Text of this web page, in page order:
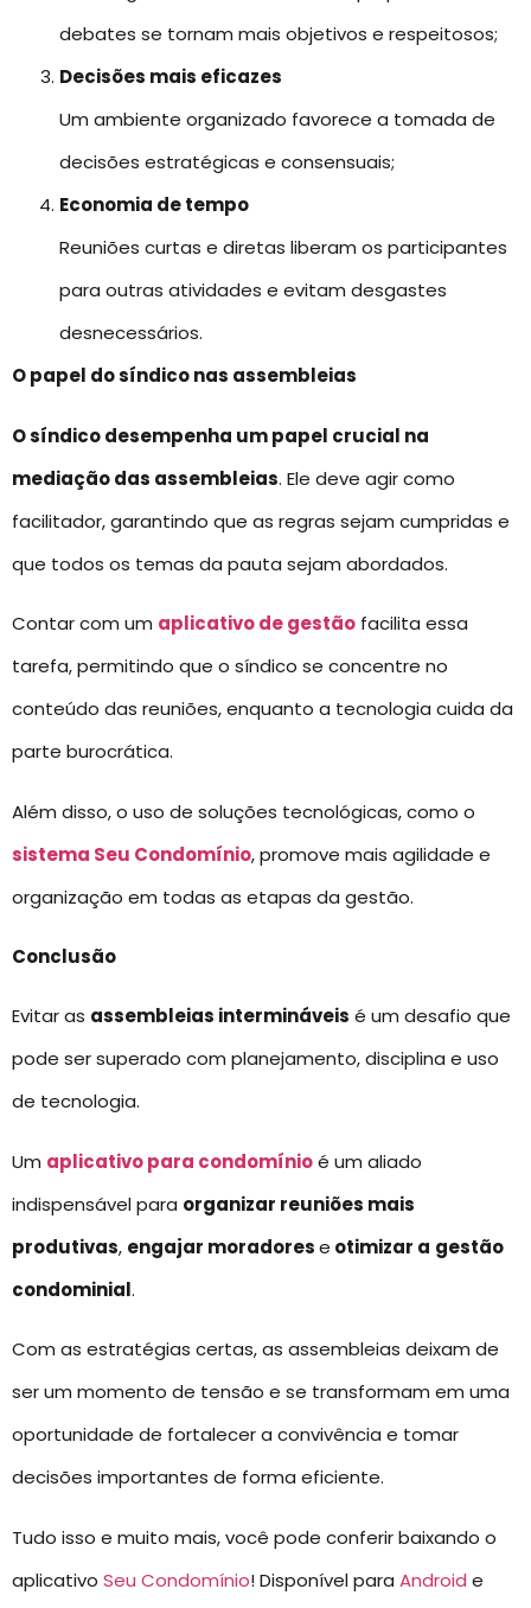
debates se tornam mais objetivos e respeitosos;
Decisões mais eficazes
Um ambiente organizado favorece a tomada de
decisões estratégicas e consensuais;
Economia de tempo
Reuniões curtas e diretas liberam os participantes
para outras atividades e evitam desgastes
desnecessários.
O papel do síndico nas assembleias
O síndico desempenha um papel crucial na
mediação das assembleias. Ele deve agir como
facilitador, garantindo que as regras sejam cumpridas e
que todos os temas da pauta sejam abordados.
Contar com um aplicativo de gestão facilita essa
tarefa, permitindo que o síndico se concentre no
conteúdo das reuniões, enquanto a tecnologia cuida da
parte burocrática.
Além disso, o uso de soluções tecnológicas, como o
sistema Seu Condomínio, promove mais agilidade e
organização em todas as etapas da gestão.
Conclusão
Evitar as assembleias intermináveis é um desafio que
pode ser superado com planejamento, disciplina e uso
de tecnologia.
Um aplicativo para condomínioé um aliado
indispensável para organizar reuniões mais
produtivas, engajar moradorese otimizar a gestão
condominial.
Com as estratégias certas, as assembleias deixam de
ser um momento de tensão e se transformam em uma
oportunidade de fortalecer a convivência e tomar
decisões importantes de forma eficiente.
Tudo isso e muito mais, você pode conferir baixando o
aplicativo Seu Condomínio! Disponível para Android e